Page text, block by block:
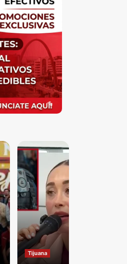
Tijuana